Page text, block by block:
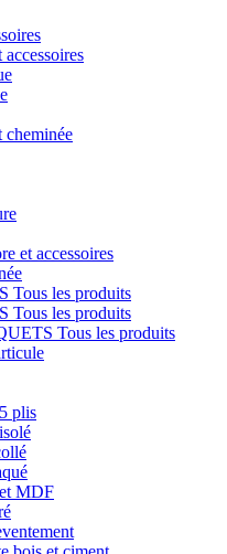
cheminée
et accessoires
Tous les produits
Tous les produits
Tous les produits
plis
MDF